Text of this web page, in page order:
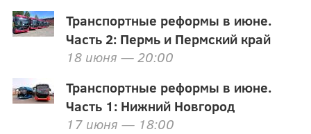
Транспортные реформы в июне.
Часть 2: Пермь и Пермский край
18 июня — 20:00
Транспортные реформы в июне.
Часть 1: Нижний Новгород
17 июня — 18:00